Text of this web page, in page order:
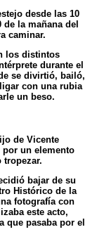
desde las 10
de la mañana del
caminar.
los distintos
durante el
se divirtió, bailó,
con una rubia
un beso.
de Vicente
un elemento
tropezar.
bajar de su
Histórico de la
fotografía con
este acto,
que pasaba por el